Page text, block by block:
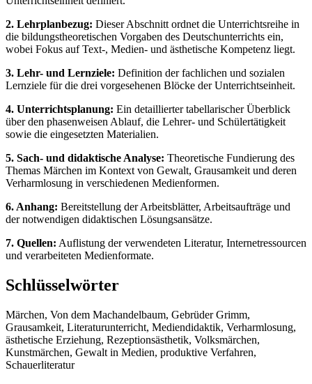
2. Lehrplanbezug: Dieser Abschnitt ordnet die Unterrichtsreihe in
die bildungstheoretischen Vorgaben des Deutschunterrichts ein,
wobei Fokus auf Text-, Medien- und ästhetische Kompetenz liegt.
3. Lehr- und Lernziele: Definition der fachlichen und sozialen
Lernziele für die drei vorgesehenen Blöcke der Unterrichtseinheit.
4. Unterrichtsplanung: Ein detaillierter tabellarischer Überblick
über den phasenweisen Ablauf, die Lehrer- und Schülertätigkeit
sowie die eingesetzten Materialien.
5. Sach- und didaktische Analyse: Theoretische Fundierung des
Themas Märchen im Kontext von Gewalt, Grausamkeit und deren
Verharmlosung in verschiedenen Medienformen.
6. Anhang: Bereitstellung der Arbeitsblätter, Arbeitsaufträge und
der notwendigen didaktischen Lösungsansätze.
7. Quellen: Auflistung der verwendeten Literatur, Internetressourcen
und verarbeiteten Medienformate.
Schlüsselwörter
Märchen, Von dem Machandelbaum, Gebrüder Grimm,
Grausamkeit, Literaturunterricht, Mediendidaktik, Verharmlosung,
ästhetische Erziehung, Rezeptionsästhetik, Volksmärchen,
Kunstmärchen, Gewalt in Medien, produktive Verfahren,
Schauerliteratur